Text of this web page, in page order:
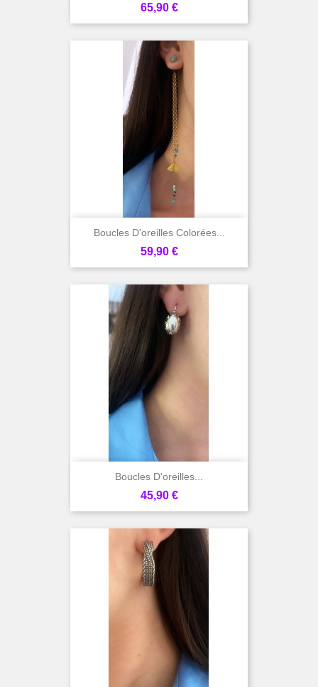
Prix
65,90 €
Boucles D'oreilles Colorées...
Prix
59,90 €
Boucles D'oreilles...
Prix
45,90 €